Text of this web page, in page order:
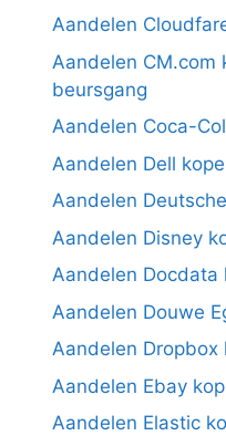
Aandelen
Aandelen CM.com
beursgang
Aandelen Coca-
Aandelen Dell
Aandelen
Aandelen Disney
Aandelen Docdata
Aandelen Douwe
Aandelen Dropbox
Aandelen Ebay
Aandelen Elastic